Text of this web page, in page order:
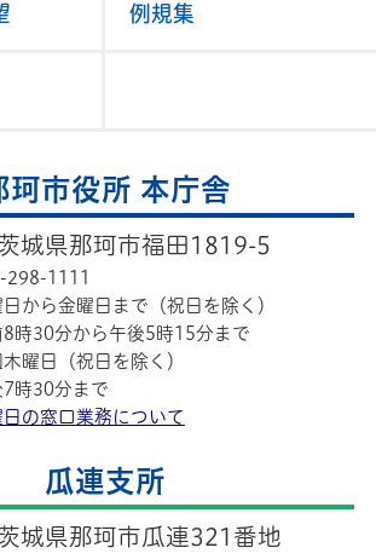
例規集
珂市役所 本庁舎
城県那珂市福田1819-5
298-1111
日から金曜日まで（祝日を除く）
8時30分から午後5時15分まで
曜日（祝日を除く）
7時30分まで
日の窓口業務について
瓜連支所
城県那珂市瓜連321番地